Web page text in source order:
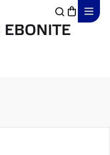
EBONITE